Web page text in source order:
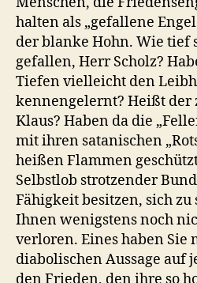
halten als „gefallene
der blanke Hohn. Wie tief
gefallen, Herr Scholz?
Tiefen vielleicht den
kennengelernt? Heißt der
Klaus? Haben da die
mit ihren satanischen
heißen Flammen
Selbstlob strotzender
Fähigkeit besitzen, sich zu
Ihnen wenigstens noch
verloren. Eines haben Sie
diabolischen Aussage auf